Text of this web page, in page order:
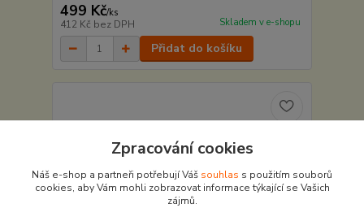
499 Kč/ks
412 Kč bez DPH Skladem v e-shopu
Přidat do košíku
Zpracování cookies
Náš e-shop a partneři potřebují Váš souhlas s použitím souborů
cookies, aby Vám mohli zobrazovat informace týkající se Vašich
zájmů.